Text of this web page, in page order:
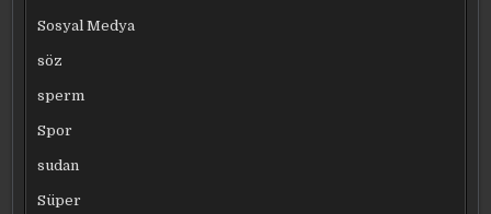
Sosyal Medya
söz
sperm
Spor
sudan
Süper